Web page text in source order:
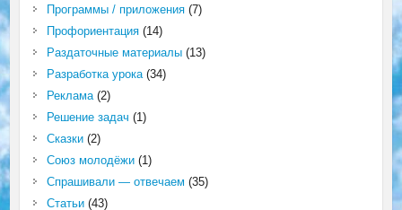
Программы / приложения(7)
Профориентация(14)
Раздаточные материалы(13)
Разработка урока(34)
Реклама(2)
Решение задач (1)
Сказки(2)
Союз молодёжи(1)
Спрашивали — отвечаем (35)
Статьи(43)